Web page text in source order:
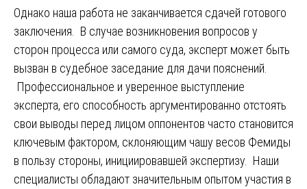
Однако наша работа не заканчивается сдачей готового
заключения. В случае возникновения вопросов у
сторон процесса или самого суда, эксперт может быть
вызван в судебное заседание для дачи пояснений.
Профессиональное и уверенное выступление
эксперта, его способность аргументированно отстоять
свои выводы перед лицом оппонентов часто становится
ключевым фактором, склоняющим чашу весов Фемиды
в пользу стороны, инициировавшей экспертизу. Наши
специалисты обладают значительным опытом участия в